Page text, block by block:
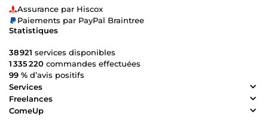
Assurance par Hiscox
Paiements par PayPal Braintree
Statistiques
38 921 services disponibles
1 335 220 commandes effectuées
99 % d’avis positifs
Services
Freelances
ComeUp